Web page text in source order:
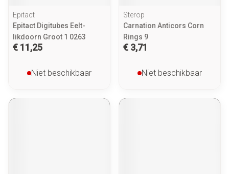
Epitact
Epitact Digitubes Eelt-
likdoorn Groot 1 0263
€ 11,25
Niet beschikbaar
Sterop
Carnation Anticors Corn
Rings 9
€ 3,71
Niet beschikbaar